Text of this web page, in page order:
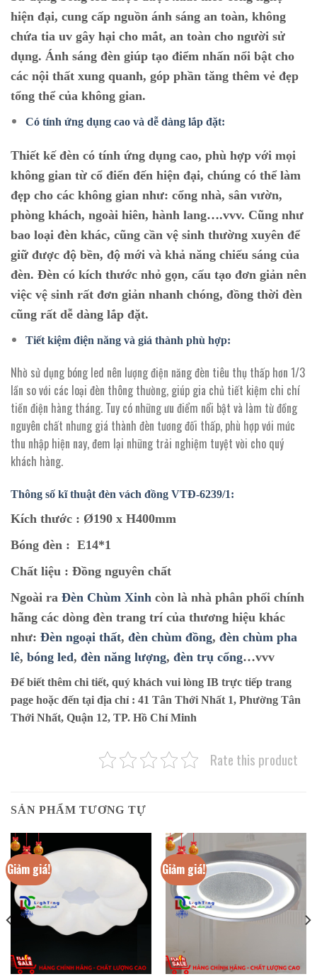
hiện đại, cung cấp nguồn ánh sáng an toàn, không
chứa tia uv gây hại cho mắt, an toàn cho người sử
dụng. Ánh sáng đèn giúp tạo điểm nhấn nổi bật cho
các nội thất xung quanh, góp phần tăng thêm vẻ đẹp
tổng thể của không gian.
Có tính ứng dụng cao và dễ dàng lắp đặt:
Thiết kế đèn có tính ứng dụng cao, phù hợp với mọi
không gian từ cổ điển đến hiện đại, chúng có thể làm
đẹp cho các không gian như: cổng nhà, sân vườn,
phòng khách, ngoài hiên, hành lang….vvv. Cũng như
bao loại đèn khác, cũng cần vệ sinh thường xuyên để
giữ được độ bền, độ mới và khả năng chiếu sáng của
đèn. Đèn có kích thước nhỏ gọn, cấu tạo đơn giản nên
việc vệ sinh rất đơn giản nhanh chóng, đồng thời đèn
cũng rất dễ dàng lắp đặt.
Tiết kiệm điện năng và giá thành phù hợp:
Nhờ sử dụng bóng led nên lượng điện năng đèn tiêu thụ thấp hơn 1/3
lần so với các loại đèn thông thường, giúp gia chủ tiết kiệm chi chí
tiền điện hàng tháng. Tuy có những ưu điểm nổi bật và làm từ đồng
nguyên chất nhưng giá thành đèn tương đối thấp, phù hợp với mức
thu nhập hiện nay, đem lại những trải nghiệm tuyệt vời cho quý
khách hàng.
Thông số kĩ thuật đèn vách đồng VTĐ-6239/1:
Kích thước : Ø190 x H400mm
Bóng đèn : E14*1
Chất liệu : Đồng nguyên chất
Ngoài ra Đèn Chùm Xinh còn là nhà phân phối chính
hãng các dòng đèn trang trí của thương hiệu khác
như: Đèn ngoại thất, đèn chùm đồng, đèn chùm pha
lê, bóng led, đèn năng lượng, đèn trụ cổng…vvv
Để biết thêm chi tiết, quý khách vui lòng IB trực tiếp trang
page hoặc đến tại địa chỉ : 41 Tân Thới Nhất 1, Phường Tân
Thới Nhất, Quận 12, TP. Hồ Chí Minh
Rate this product
SẢN PHẨM TƯƠNG TỰ
Giảm giá! Giảm giá!